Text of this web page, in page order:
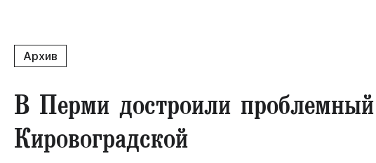
Архив
В Перми достроили
Кировоградской